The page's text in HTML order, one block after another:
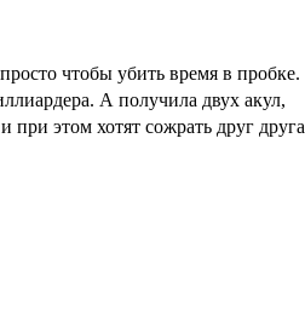
чтобы убить время в пробке.
А получила двух акул,
при этом хотят сожрать друг друга